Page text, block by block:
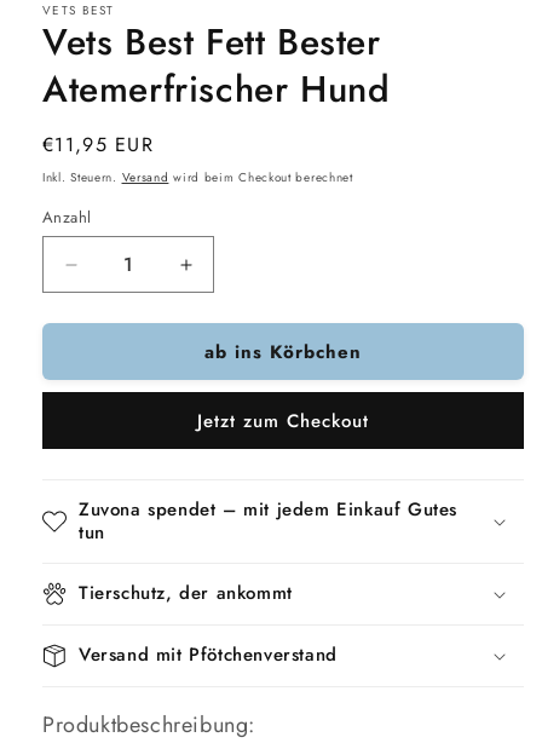
Modal
öffnen
VETS BEST
Vets Best Fett Bester
Atemerfrischer Hund
Normaler
Preis
€11,95 EUR
Inkl. Steuern. Versand wird beim Checkout berechnet
Anzahl
Verringere
die
Menge
Vets
Bester
Hund
Erhöhe
die
Menge
für
Vets
Fett
Bester
Hund
ab ins Körbchen
Jetzt zum Checkout
Zuvona spendet – mit jedem Einkauf Gutes
tun
Tierschutz, der ankommt
Versand mit Pfötchenverstand
Produktbeschreibung: